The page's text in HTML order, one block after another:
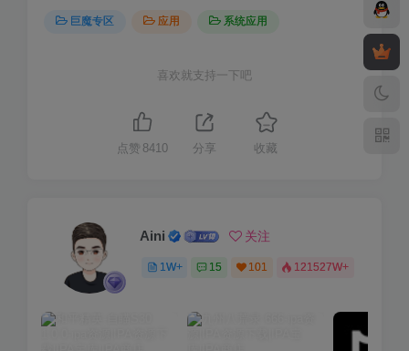
巨魔专区 应用 系统应用
喜欢就支持一下吧
点赞 8410 分享 收藏
Aini 关注
1W+ 15 101 121527W+